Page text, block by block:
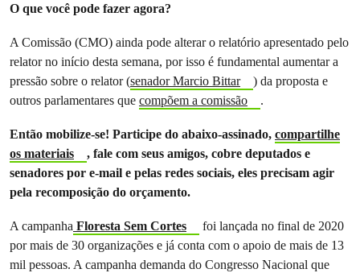
O que você pode fazer agora?
A Comissão (CMO) ainda pode alterar o relatório apresentado pelo
relator no início desta semana, por isso é fundamental aumentar a
pressão sobre o relator (senador Marcio Bittar
) da proposta e
outros parlamentares que compõem a comissão .
Então mobilize-se! Participe do abaixo-assinado, compartilhe
os materiais
, fale com seus amigos, cobre deputados e
senadores por e-mail e pelas redes sociais, eles precisam agir
pela recomposição do orçamento.
A campanha Floresta Sem Cortes
foi lançada no final de 2020
por mais de 30 organizações e já conta com o apoio de mais de 13
mil pessoas. A campanha demanda do Congresso Nacional que